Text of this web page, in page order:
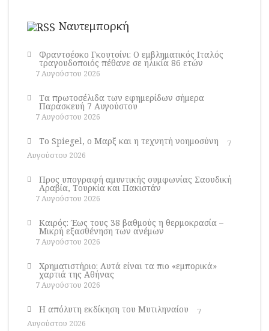
Ναυτεμπορκή
Φραντσέσκο Γκουτσίνι: Ο εμβληματικός Ιταλός
τραγουδοποιός πέθανε σε ηλικία 86 ετών
7 Αυγούστου 2026
Τα πρωτοσέλιδα των εφημερίδων σήμερα
Παρασκευή 7 Αυγούστου
7 Αυγούστου 2026
Το Spiegel, ο Μαρξ και η τεχνητή νοημοσύνη
7
Αυγούστου 2026
Προς υπογραφή αμυντικής συμφωνίας Σαουδική
Αραβία, Τουρκία και Πακιστάν
7 Αυγούστου 2026
Καιρός: Έως τους 38 βαθμούς η θερμοκρασία –
Μικρή εξασθένηση των ανέμων
7 Αυγούστου 2026
Χρηματιστήριο: Αυτά είναι τα πιο «εμπορικά»
χαρτιά της Αθήνας
7 Αυγούστου 2026
Η απόλυτη εκδίκηση του Μυτιληναίου
7
Αυγούστου 2026